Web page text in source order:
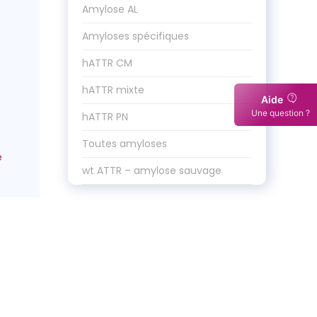
Amylose AL
Amyloses spécifiques
hATTR CM
hATTR mixte
hATTR PN
Toutes amyloses
wt ATTR – amylose sauvage
Aide
Une question ?